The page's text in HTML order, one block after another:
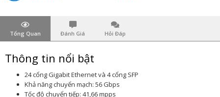
Tổng Quan Đánh Giá Hỏi Đáp
Thông tin nổi bật
24 cổng Gigabit Ethernet và 4 cổng SFP
Khả năng chuyển mạch: 56 Gbps
Tốc độ chuyển tiếp: 41,66 mpps